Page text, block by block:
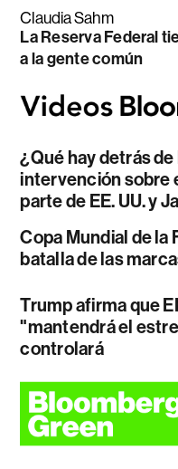
Claudia Sahm
La Reserva Federal
a la gente común
¿Qué hay detrás de
intervención sobre
parte de EE. UU. y
Copa Mundial de la
batalla de las
Trump afirma que
"mantendrá el
controlará